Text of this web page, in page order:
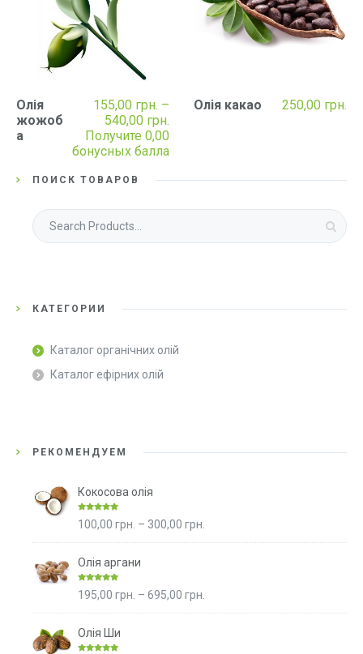
Олія
жожоб
а
155,00 грн. –
540,00 грн.
range:
155,00 грн.
540,00 грн.
Получите 0,00
бонусных балла
Олія какао 250,00 грн.
ПОИСК ТОВАРОВ
Шукати:
КАТЕГОРИИ
Каталог органічних олій
Каталог ефірних олій
РЕКОМЕНДУЕМ
Кокосова олія
Rated
4.96
out of 5
100,00 грн. – 300,00 грн.
range:
Олія аргани
Rated 4.98
out of 5
195,00 грн. – 695,00 грн.
range:
Олія Ши